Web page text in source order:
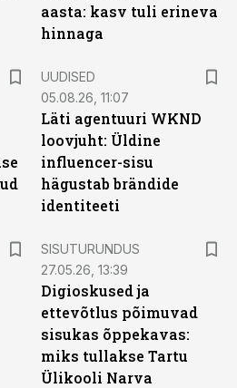
aasta: kasv tuli erineva
hinnaga
UUDISED
05.08.26, 11:07
Läti agentuuri WKND
loovjuht: Üldine
influencer-sisu
hägustab brändide
identiteeti
SISUTURUNDUS
27.05.26, 13:39
Digioskused ja
ettevõtlus põimuvad
sisukas õppekavas:
miks tullakse Tartu
Ülikooli Narva